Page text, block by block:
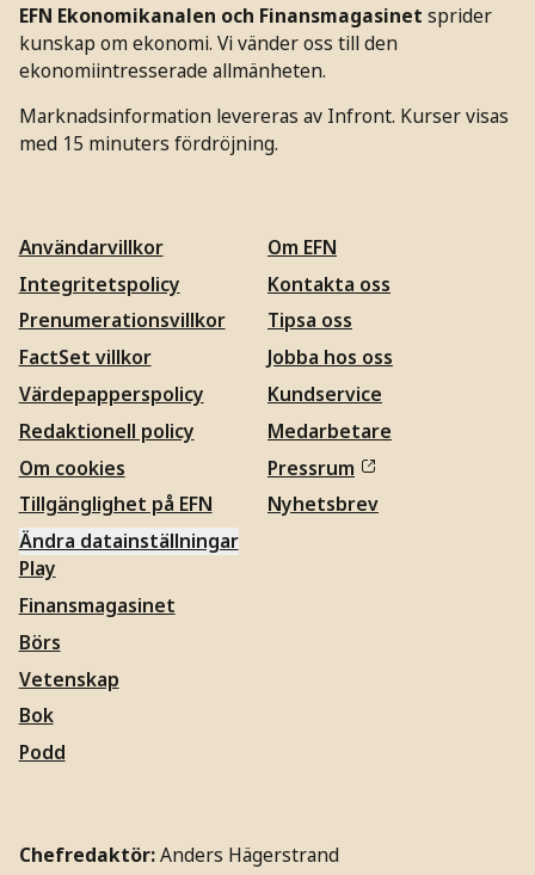
EFN Ekonomikanalen och Finansmagasinet sprider
kunskap om ekonomi. Vi vänder oss till den
ekonomiintresserade allmänheten.
Marknadsinformation levereras av Infront. Kurser visas
med 15 minuters fördröjning.
Användarvillkor
Integritetspolicy
Prenumerationsvillkor
FactSet villkor
Värdepapperspolicy
Redaktionell policy
Om cookies
Tillgänglighet på EFN
Ändra datainställningar
Om EFN
Kontakta oss
Tipsa oss
Jobba hos oss
Kundservice
Medarbetare
Pressrum
Nyhetsbrev
Play
Finansmagasinet
Börs
Vetenskap
Bok
Podd
Chefredaktör:Anders Hägerstrand